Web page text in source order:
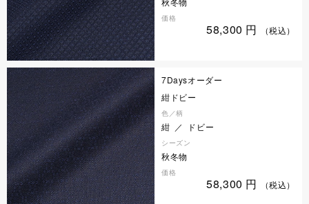
価格
58,300 円 （税込）
7Daysオーダー
紺ドビー
色／柄
紺 ／ ドビー
シーズン
秋冬物
価格
58,300 円 （税込）